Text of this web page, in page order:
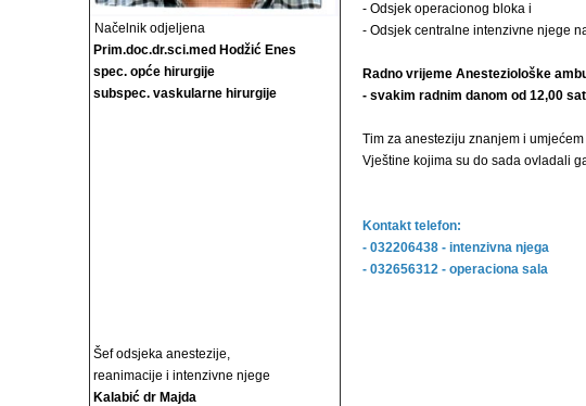
Načelnik odjeljena
Prim.doc.dr.sci.med Hodžić Enes
spec. opće hirurgije
subspec. vaskularne hirurgije
Šef odsjeka anestezije,
reanimacije i intenzivne njege
Kalabić dr Majda
- Odsjek operacionog bloka i
- Odsjek centralne intenzivne njege
Radno vrijeme Anesteziološke
- svakim radnim danom od 12,00
Tim za anesteziju znanjem i
Vještine kojima su do sada ovladali
Kontakt telefon:
- 032206438 - intenzivna njega
- 032656312 - operaciona sala